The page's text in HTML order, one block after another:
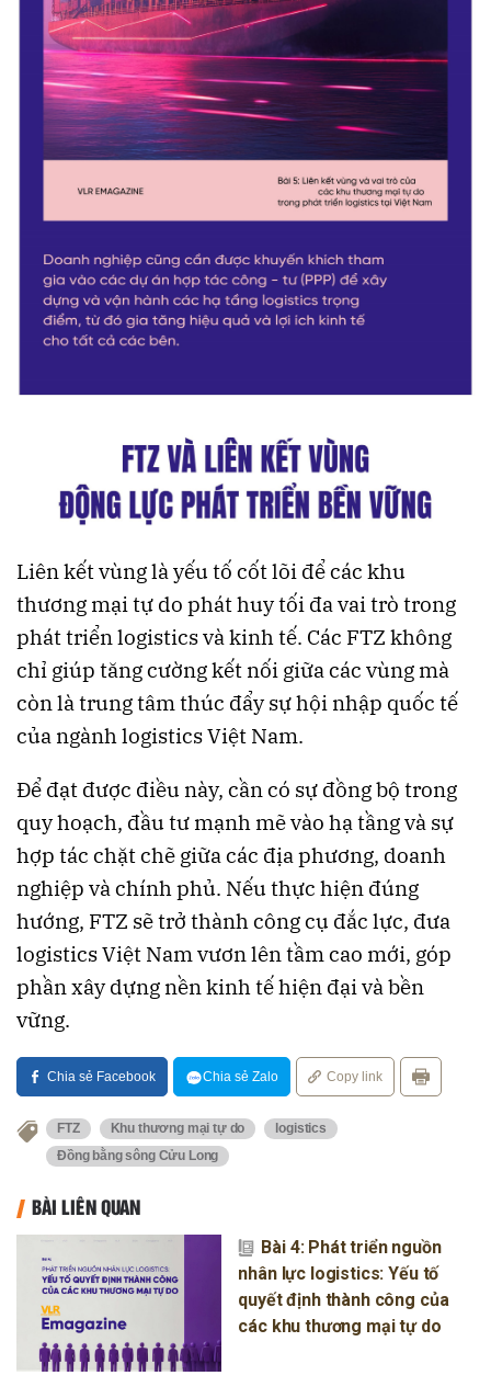
Liên kết vùng là yếu tố cốt lõi để các khu
thương mại tự do phát huy tối đa vai trò trong
phát triển logistics và kinh tế. Các FTZ không
chỉ giúp tăng cường kết nối giữa các vùng mà
còn là trung tâm thúc đẩy sự hội nhập quốc tế
của ngành logistics Việt Nam.
Để đạt được điều này, cần có sự đồng bộ trong
quy hoạch, đầu tư mạnh mẽ vào hạ tầng và sự
hợp tác chặt chẽ giữa các địa phương, doanh
nghiệp và chính phủ. Nếu thực hiện đúng
hướng, FTZ sẽ trở thành công cụ đắc lực, đưa
logistics Việt Nam vươn lên tầm cao mới, góp
phần xây dựng nền kinh tế hiện đại và bền
vững.
Chia sẻ Facebook Chia sẻ Zalo Copy link
FTZ Khu thương mại tự do
logistics
Đồng bằng sông Cửu Long
BÀI LIÊN QUAN
Bài 4: Phát triển nguồn
nhân lực logistics: Yếu tố
quyết định thành công của
các khu thương mại tự do